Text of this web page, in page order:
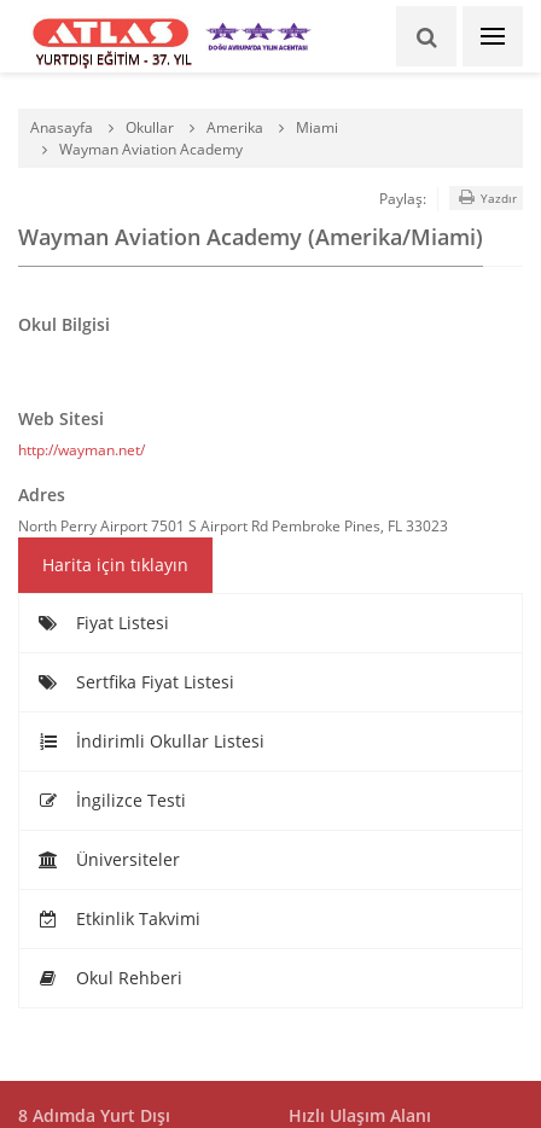
YURTDIŞI EĞİTİM - 37. YIL
Anasayfa Okullar Amerika
Miami
Wayman Aviation Academy
Wayman Aviation Academy (Amerika/Miami)
Paylaş: Yazdır
Okul Bilgisi
Web Sitesi
http://wayman.net/
Adres
North Perry Airport 7501 S Airport Rd Pembroke Pines, FL 33023
Harita için tıklayın
Fiyat Listesi
Sertfika Fiyat Listesi
İndirimli Okullar Listesi
İngilizce Testi
Üniversiteler
Etkinlik Takvimi
Okul Rehberi
8 Adımda Yurt Dışı Hızlı Ulaşım Alanı